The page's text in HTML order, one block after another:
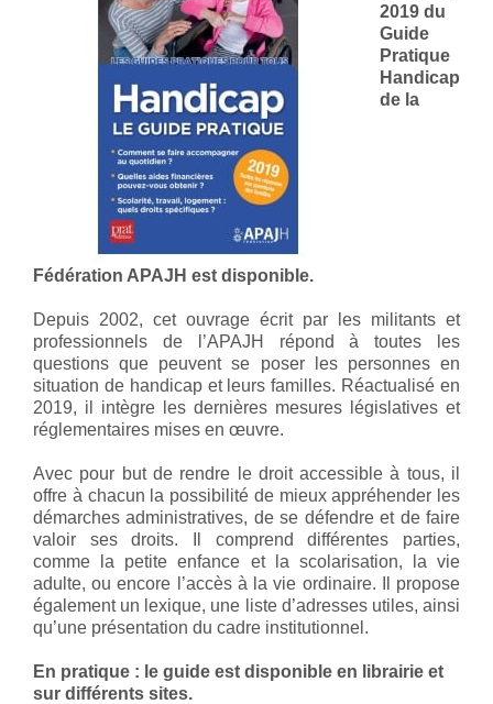
2019 du
Guide
Pratique
Handicap
de la
Fédération APAJH est disponible.
Depuis 2002, cet ouvrage écrit par les militants et
professionnels de l’APAJH répond à toutes les
questions que peuvent se poser les personnes en
situation de handicap et leurs familles. Réactualisé en
2019, il intègre les dernières mesures législatives et
réglementaires mises en œuvre.
Avec pour but de rendre le droit accessible à tous, il
offre à chacun la possibilité de mieux appréhender les
démarches administratives, de se défendre et de faire
valoir ses droits. Il comprend différentes parties,
comme la petite enfance et la scolarisation, la vie
adulte, ou encore l’accès à la vie ordinaire. Il propose
également un lexique, une liste d’adresses utiles, ainsi
qu’une présentation du cadre institutionnel.
En pratique : le guide est disponible en librairie et
sur différents sites.